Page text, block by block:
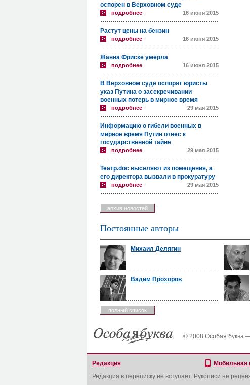
оспорен в Верховном суде
подробнее 16 июня 2015
Растут цены на бензин
подробнее 16 июня 2015
Жанна Фриске умерла
подробнее 16 июня 2015
В Верховном суде оспорят юристы
указ Путина о засекречивании
военных потерь в мирное время
подробнее 29 мая 2015
Информацию о гибели военных в
мирное время Путин отнес к
государственной тайне
подробнее 29 мая 2015
Театр.doc выселяют из помещения, а
его директора вызвали в прокуратуру
подробнее 29 мая 2015
архив новостей
Постоянные авторы
Михаил Делягин
Вадим Прохоров
полный список
© 2008 Особая буква
Редакция Мобильная
Редакция в переписку не вступает. Рукописи не